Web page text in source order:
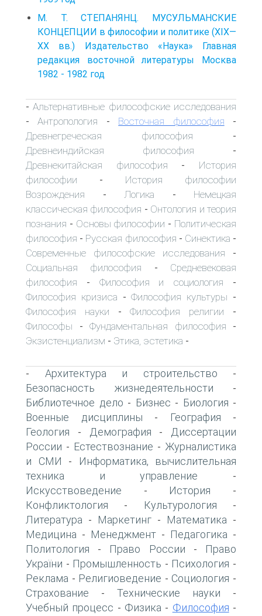
М. Т. СТЕПАНЯНЦ. МУСУЛЬМАНСКИЕ
КОНЦЕПЦИИ в философии и политике (XIX—
XX вв.) Издательство «Наука» Главная
редакция восточной литературы Москва
1982 - 1982 год
-Альтернативные философские исследования
-Антропология - Восточная философия -
Древнегреческая философия -
Древнеиндийская философия -
Древнекитайская философия - История
философии - История философии
Возрождения - Логика - Немецкая
классическая философия - Онтология и теория
познания - Основы философии - Политическая
философия - Русская философия - Синектика -
Современные философские исследования -
Социальная философия - Средневековая
философия - Философия и социология -
Философия кризиса -Философия культуры -
Философия науки -Философия религии -
Философы - Фундаментальная философия -
Экзистенциализм - Этика, эстетика -
- Архитектура и строительство -
Безопасность жизнедеятельности -
Библиотечное дело - Бизнес - Биология -
Военные дисциплины - География -
Геология - Демография -
Диссертации
России - Естествознание - Журналистика
и СМИ -
Информатика, вычислительная
техника и управление -
Искусствоведение - История -
Конфликтология - Культурология -
Литература - Маркетинг - Математика -
Медицина - Менеджмент - Педагогика -
Политология - Право России -
Право
України - Промышленность - Психология -
Реклама - Религиоведение - Социология -
Страхование - Технические науки -
Учебный процесс - Физика - Философия -